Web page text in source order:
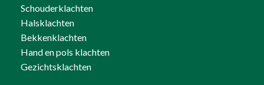
Schouderklachten
Halsklachten
Bekkenklachten
Hand en pols klachten
Gezichtsklachten